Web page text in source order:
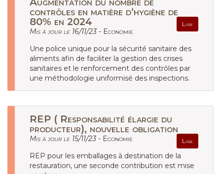
contrôles en matière d‘hygiène de
80% en 2024
Lire
Mis à jour le 16/11/23 - Economie
Une police unique pour la sécurité sanitaire des
aliments afin de faciliter la gestion des crises
sanitaires et le renforcement des contrôles par
une méthodologie uniformisé des inspections.
REP ( Responsabilité élargie du
producteur), nouvelle obligation
Lire
Mis à jour le 15/11/23 - Economie
REP pour les emballages à destination de la
restauration, une seconde contribution est mise